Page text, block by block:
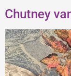
Chutney